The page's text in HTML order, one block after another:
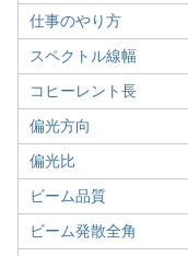
仕事のやり方
スペクトル線幅
コヒーレント長
偏光方向
偏光比
ビーム品質
ビーム発散全角